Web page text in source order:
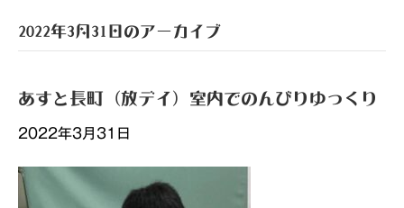
2022年3月31日のアーカイブ
あすと長町（放デイ）室内でのんびりゆっくり
2022年3月31日